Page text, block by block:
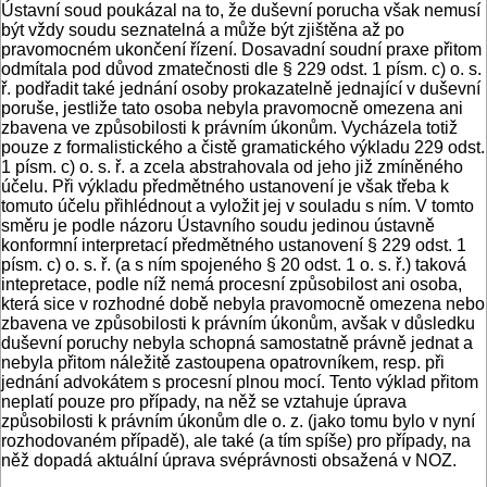
Ústavní soud poukázal na to, že duševní porucha však nemusí
být vždy soudu seznatelná a může být zjištěna až po
pravomocném ukončení řízení. Dosavadní soudní praxe přitom
odmítala pod důvod zmatečnosti dle § 229 odst. 1 písm. c) o. s.
ř. podřadit také jednání osoby prokazatelně jednající v duševní
poruše, jestliže tato osoba nebyla pravomocně omezena ani
zbavena ve způsobilosti k právním úkonům. Vycházela totiž
pouze z formalistického a čistě gramatického výkladu 229 odst.
1 písm. c) o. s. ř. a zcela abstrahovala od jeho již zmíněného
účelu. Při výkladu předmětného ustanovení je však třeba k
tomuto účelu přihlédnout a vyložit jej v souladu s ním. V tomto
směru je podle názoru Ústavního soudu jedinou ústavně
konformní interpretací předmětného ustanovení § 229 odst. 1
písm. c) o. s. ř. (a s ním spojeného § 20 odst. 1 o. s. ř.) taková
intepretace, podle níž nemá procesní způsobilost ani osoba,
která sice v rozhodné době nebyla pravomocně omezena nebo
zbavena ve způsobilosti k právním úkonům, avšak v důsledku
duševní poruchy nebyla schopná samostatně právně jednat a
nebyla přitom náležitě zastoupena opatrovníkem, resp. při
jednání advokátem s procesní plnou mocí. Tento výklad přitom
neplatí pouze pro případy, na něž se vztahuje úprava
způsobilosti k právním úkonům dle o. z. (jako tomu bylo v nyní
rozhodovaném případě), ale také (a tím spíše) pro případy, na
něž dopadá aktuální úprava svéprávnosti obsažená v NOZ.